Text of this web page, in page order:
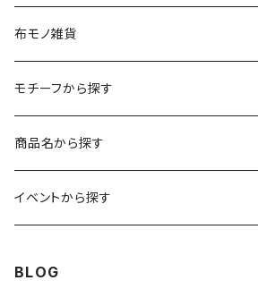
ポストカード
ペーパーオーナメント
ポスター
kuusou-kitte（空想切手・フレーム付）
レギュラーサイズ
コンパクトサイズ
イラスト（フレーム付）
サイン付イラスト（フレーム付）
布モノ雑貨
ファブリックポスター
ガーゼスカーフ
てぬぐい
モチーフから探す
キャンプ - CAMPING
サーカス- CIRCUS
商品名から探す
kirie-deco
イベントから探す
BLOG